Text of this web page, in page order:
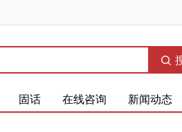
固话 在线咨询 新闻动态